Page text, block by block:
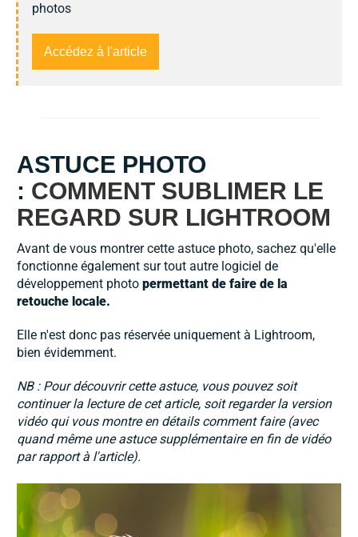
photos
Accédez à l'article
ASTUCE PHOTO
: COMMENT SUBLIMER LE
REGARD SUR LIGHTROOM
Avant de vous montrer cette astuce photo, sachez qu'elle
fonctionne également sur tout autre logiciel de
développement photo permettant de faire de la
retouche locale.
Elle n'est donc pas réservée uniquement à Lightroom,
bien évidemment.
NB : Pour découvrir cette astuce, vous pouvez soit
continuer la lecture de cet article, soit regarder la version
vidéo qui vous montre en détails comment faire (avec
quand même une astuce supplémentaire en fin de vidéo
par rapport à l'article).